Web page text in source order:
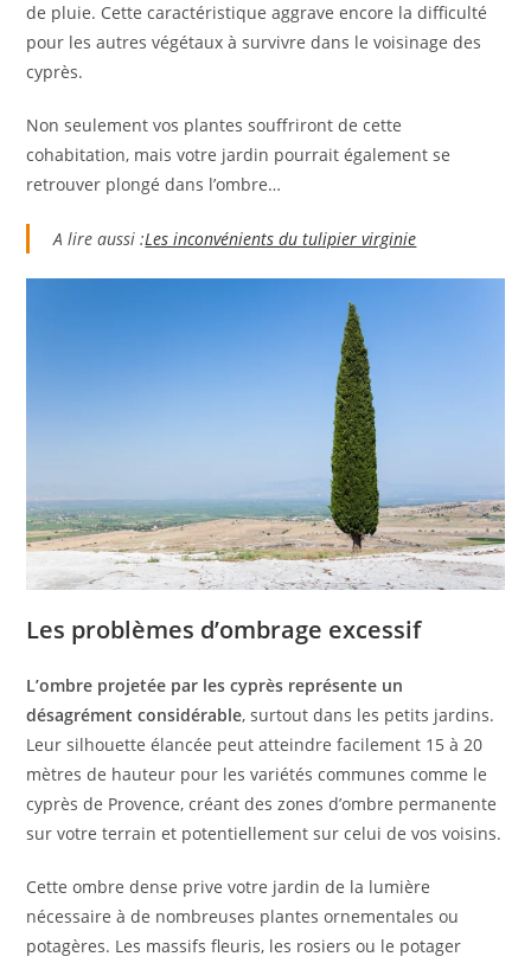
de pluie. Cette caractéristique aggrave encore la difficulté
pour les autres végétaux à survivre dans le voisinage des
cyprès.
Non seulement vos plantes souffriront de cette
cohabitation, mais votre jardin pourrait également se
retrouver plongé dans l’ombre…
A lire aussi :Les inconvénients du tulipier virginie
Les problèmes d’ombrage excessif
L’ombre projetée par les cyprès représente un
désagrément considérable, surtout dans les petits jardins.
Leur silhouette élancée peut atteindre facilement 15 à 20
mètres de hauteur pour les variétés communes comme le
cyprès de Provence, créant des zones d’ombre permanente
sur votre terrain et potentiellement sur celui de vos voisins.
Cette ombre dense prive votre jardin de la lumière
nécessaire à de nombreuses plantes ornementales ou
potagères. Les massifs fleuris, les rosiers ou le potager